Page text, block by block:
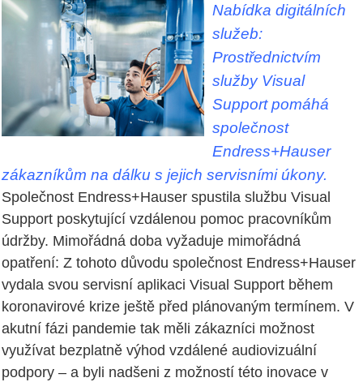
Nabídka digitálních
služeb:
Prostřednictvím
služby Visual
Support pomáhá
společnost
Endress+Hauser
zákazníkům na dálku s jejich servisními úkony.
Společnost Endress+Hauser spustila službu Visual
Support poskytující vzdálenou pomoc pracovníkům
údržby. Mimořádná doba vyžaduje mimořádná
opatření: Z tohoto důvodu společnost Endress+Hauser
vydala svou servisní aplikaci Visual Support během
koronavirové krize ještě před plánovaným termínem. V
akutní fázi pandemie tak měli zákazníci možnost
využívat bezplatně výhod vzdálené audiovizuální
podpory – a byli nadšeni z možností této inovace v